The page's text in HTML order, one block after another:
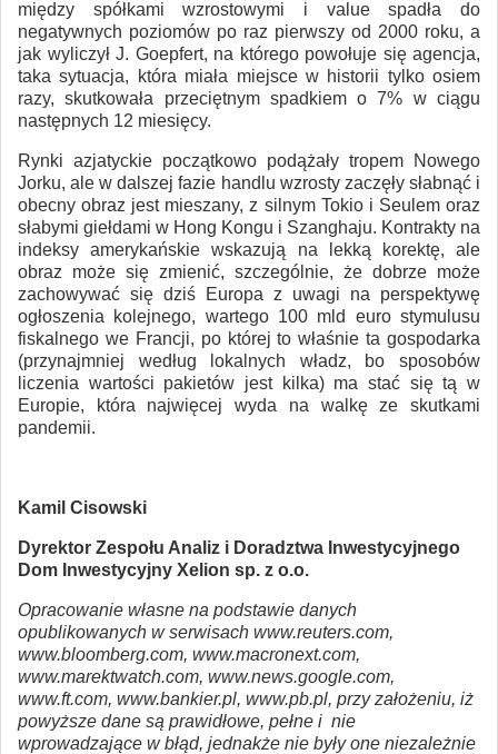
między spółkami wzrostowymi i value spadła do
negatywnych poziomów po raz pierwszy od 2000 roku, a
jak wyliczył J. Goepfert, na którego powołuje się agencja,
taka sytuacja, która miała miejsce w historii tylko osiem
razy, skutkowała przeciętnym spadkiem o 7% w ciągu
następnych 12 miesięcy.
Rynki azjatyckie początkowo podążały tropem Nowego
Jorku, ale w dalszej fazie handlu wzrosty zaczęły słabnąć i
obecny obraz jest mieszany, z silnym Tokio i Seulem oraz
słabymi giełdami w Hong Kongu i Szanghaju. Kontrakty na
indeksy amerykańskie wskazują na lekką korektę, ale
obraz może się zmienić, szczególnie, że dobrze może
zachowywać się dziś Europa z uwagi na perspektywę
ogłoszenia kolejnego, wartego 100 mld euro stymulusu
fiskalnego we Francji, po której to właśnie ta gospodarka
(przynajmniej według lokalnych władz, bo sposobów
liczenia wartości pakietów jest kilka) ma stać się tą w
Europie, która najwięcej wyda na walkę ze skutkami
pandemii.
Kamil Cisowski
Dyrektor Zespołu Analiz i Doradztwa Inwestycyjnego
Dom Inwestycyjny Xelion sp. z o.o.
Opracowanie własne na podstawie danych
opublikowanych w serwisach www.reuters.com,
www.bloomberg.com, www.macronext.com,
www.marektwatch.com, www.news.google.com,
www.ft.com, www.bankier.pl, www.pb.pl, przy założeniu, iż
powyższe dane są prawidłowe, pełne i nie
wprowadzające w błąd, jednakże nie były one niezależnie